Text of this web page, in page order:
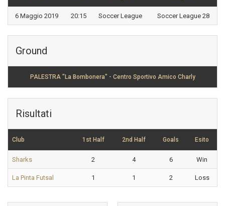
6 Maggio 2019 20:15 Soccer League Soccer League 28
Ground
PALESTRA "La Bombonera" - Centro Sportivo Amico Charly
Risultati
Club 1st Half 2nd Half Goals Esito
Sharks 2 4 6 Win
La Pinta Futsal 1 1 2 Loss